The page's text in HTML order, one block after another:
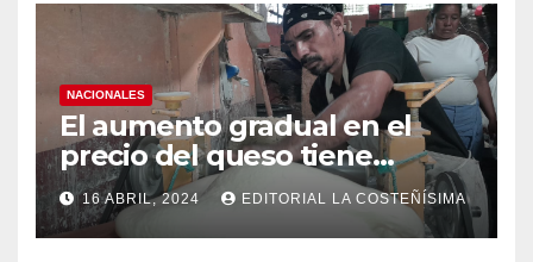
NACIONALES
El aumento gradual en el
precio del queso tiene
efectos a las Panaderias
16 ABRIL, 2024 EDITORIAL LA COSTEÑÍSIMA